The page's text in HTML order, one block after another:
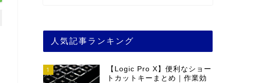
人気記事ランキング
1
【Logic Pro X】便利なショー
トカットキーまとめ｜作業効